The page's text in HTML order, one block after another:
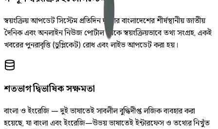
স্বয়ংক্রিয় আপডেট সিস্টেম প্রতিদিন দুইবার বাংলাদেশের শীর্ষস্থানীয় জাতীয়
দৈনিক এবং অনলাইন নিউজ পোর্টাল থেকে স্বয়ংক্রিয়ভাবে তথ্য সংগ্রহ, একই
খবরের পুনরাবৃত্তি (ডুপ্লিকেট) রোধ এবং লাইভ আপডেট করা হয়।
শতভাগ দ্বিভাষিক সক্ষমতা
বাংলা ও ইংরেজি — দুই ভাষাতেই সাবলীল বুদ্ধিদীপ্ত লজিক ব্যবহার করা
হয়েছে, যা বাংলা এবং ইংরেজি—উভয় ভাষাতেই ইন্টারফেস ও তথ্যের নিখুঁত